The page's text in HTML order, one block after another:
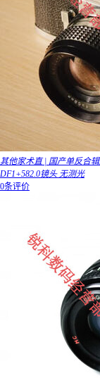
其他家术直 | 国产单反合
DF1+582.0镜头 无测光
0条评价